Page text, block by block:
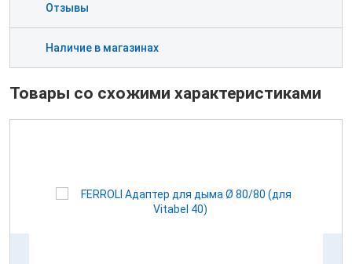
Отзывы
Наличие в магазинах
Товары со схожими характеристиками